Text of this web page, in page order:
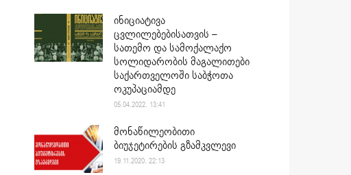
ინიციატივა
ცვლილებებისათვის –
სათემო და სამოქალაქო
სოლიდარობის მაგალითები
საქართველოში საბჭოთა
ოკუპაციამდე
05.04.2022. 13:41
მონაწილეობითი
ბიუჯეტირების გზამკვლევი
19.11.2020. 22:13